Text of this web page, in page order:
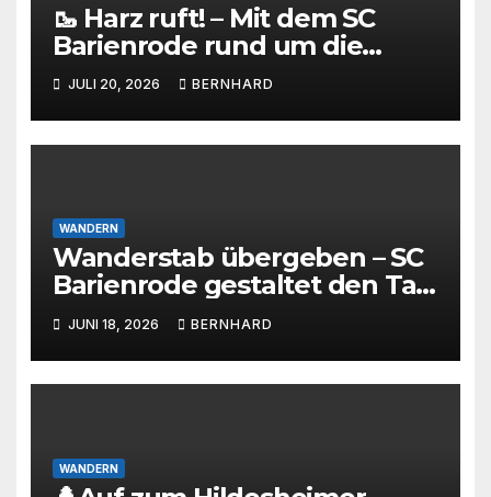
🥾 Harz ruft! – Mit dem SC
Barienrode rund um die
Eckertalsperre
JULI 20, 2026 BERNHARD
WANDERN
Wanderstab übergeben – SC
Barienrode gestaltet den Tag
des Wanderns 2026
maßgeblich mit
JUNI 18, 2026 BERNHARD
WANDERN